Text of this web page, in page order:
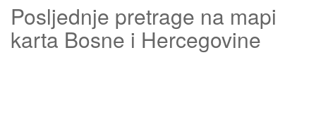
Posljednje pretrage na mapi
karta Bosne i Hercegovine